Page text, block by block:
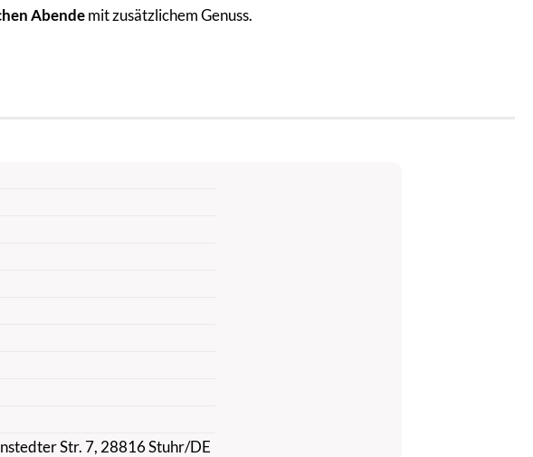
Abendemit zusätzlichem Genuss.
Str. 7, 28816 Stuhr/DE